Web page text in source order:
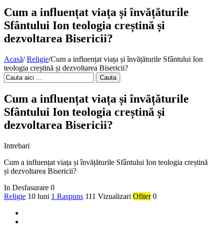
Cum a influențat viața și învățăturile
Sfântului Ion teologia creștină și
dezvoltarea Bisericii?
Acasă/ Religie/Cum a influențat viața și învățăturile Sfântului Ion
teologia creștină și dezvoltarea Bisericii?
Cauta
Cum a influențat viața și învățăturile
Sfântului Ion teologia creștină și
dezvoltarea Bisericii?
Intrebari
Cum a influențat viața și învățăturile Sfântului Ion teologia creștină
și dezvoltarea Bisericii?
In Desfasurare 0
Religie 10 luni 1 Raspuns 111 Vizualizari Ofiter 0